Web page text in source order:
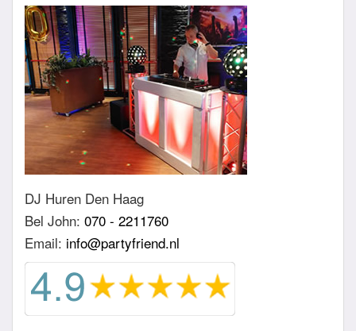
DJ Huren Den Haag
Bel John: 070 - 2211760
Email: info@partyfriend.nl